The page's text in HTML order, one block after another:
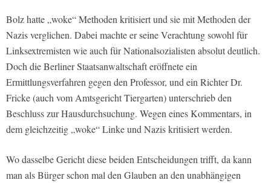
Bolz hatte „woke“ Methoden kritisiert und sie mit Methoden der
Nazis verglichen. Dabei machte er seine Verachtung sowohl für
Linksextremisten wie auch für Nationalsozialisten absolut deutlich.
Doch die Berliner Staatsanwaltschaft eröffnete ein
Ermittlungsverfahren gegen den Professor, und ein Richter Dr.
Fricke (auch vom Amtsgericht Tiergarten) unterschrieb den
Beschluss zur Hausdurchsuchung. Wegen eines Kommentars, in
dem gleichzeitig „woke“ Linke und Nazis kritisiert werden.
Wo dasselbe Gericht diese beiden Entscheidungen trifft, da kann
man als Bürger schon mal den Glauben an den unabhängigen